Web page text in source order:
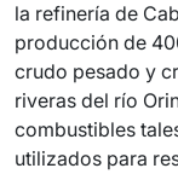
la refinería de
producción de
crudo pesado y
riveras del río
combustibles
utilizados para